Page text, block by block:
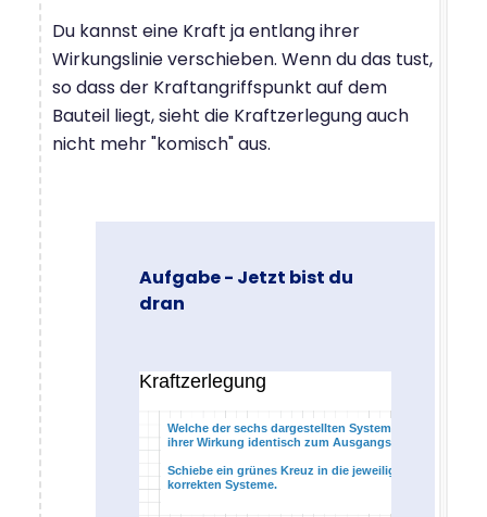
Du kannst eine Kraft ja entlang ihrer
Wirkungslinie verschieben. Wenn du das tust,
so dass der Kraftangriffspunkt auf dem
Bauteil liegt, sieht die Kraftzerlegung auch
nicht mehr "komisch" aus.
Aufgabe - Jetzt bist du
dran